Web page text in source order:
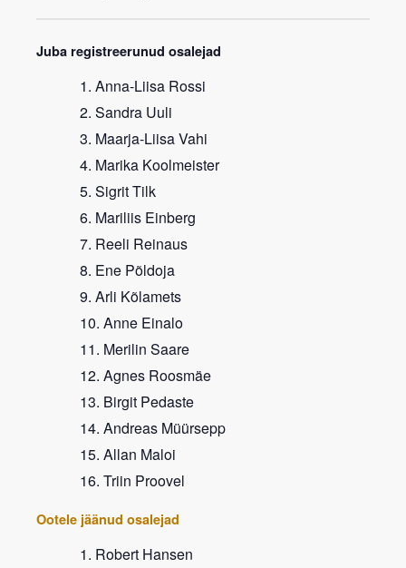
Juba registreerunud osalejad
Anna-Liisa Rossi
Sandra Uuli
Maarja-Liisa Vahi
Marika Koolmeister
Sigrit Tilk
Mariliis Einberg
Reeli Reinaus
Ene Põldoja
Arli Kõlamets
Anne Einalo
Merilin Saare
Agnes Roosmäe
Birgit Pedaste
Andreas Müürsepp
Allan Maloi
Triin Proovel
Ootele jäänud osalejad
Robert Hansen